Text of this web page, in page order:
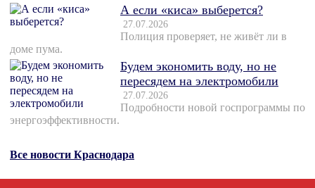
А если «киса» выберется?
27.07.2026
Полиция проверяет, не живёт ли в
доме пума.
Будем экономить воду, но не
пересядем на электромобили
27.07.2026
Подробности новой госпрограммы по
энергоэффективности.
Все новости Краснодара